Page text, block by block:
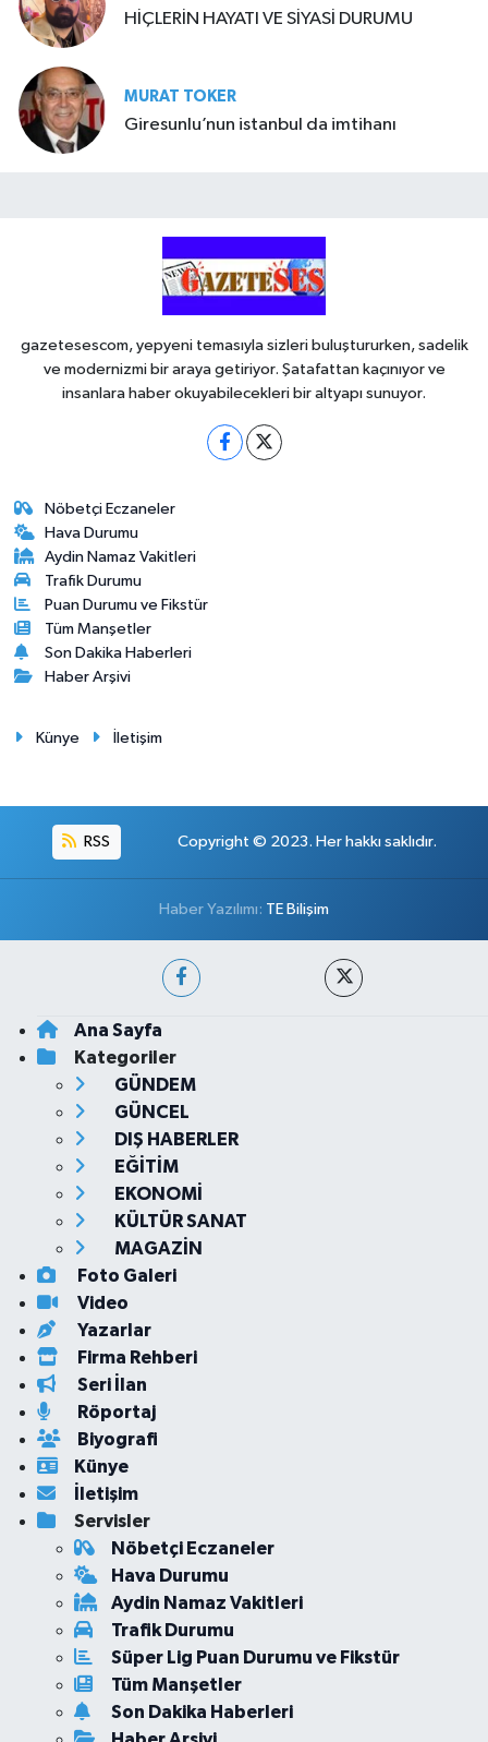
HİÇLERİN HAYATI VE SİYASİ DURUMU
MURAT TOKER
Giresunlu’nun istanbul da imtihanı
gazetesescom, yepyeni temasıyla sizleri buluştururken, sadelik
ve modernizmi bir araya getiriyor. Şatafattan kaçınıyor ve
insanlara haber okuyabilecekleri bir altyapı sunuyor.
Nöbetçi Eczaneler
Hava Durumu
Aydin Namaz Vakitleri
Trafik Durumu
Puan Durumu ve Fikstür
Tüm Manşetler
Son Dakika Haberleri
Haber Arşivi
Künye İletişim
RSS Copyright © 2023. Her hakkı saklıdır.
Haber Yazılımı: TE Bilişim
Ana Sayfa
Kategoriler
GÜNDEM
GÜNCEL
DIŞ HABERLER
EĞİTİM
EKONOMİ
KÜLTÜR SANAT
MAGAZİN
Foto Galeri
Video
Yazarlar
Firma Rehberi
Seri İlan
Röportaj
Biyografi
Künye
İletişim
Servisler
Nöbetçi Eczaneler
Hava Durumu
Aydin Namaz Vakitleri
Trafik Durumu
Süper Lig Puan Durumu ve Fikstür
Tüm Manşetler
Son Dakika Haberleri